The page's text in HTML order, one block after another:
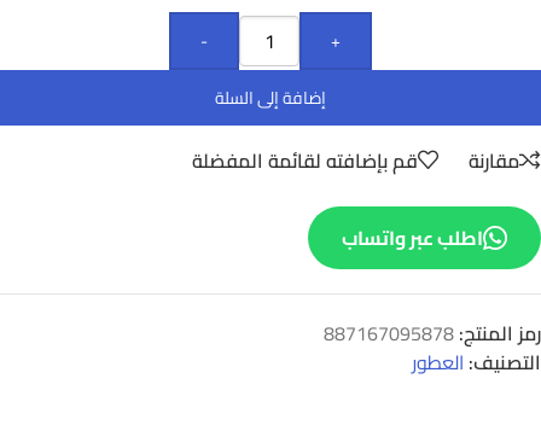
-
+
إضافة إلى السلة
مقارنة قم بإضافته لقائمة المفضلة
اطلب عبر واتساب
رمز المنتج:887167095878
التصنيف: العطور